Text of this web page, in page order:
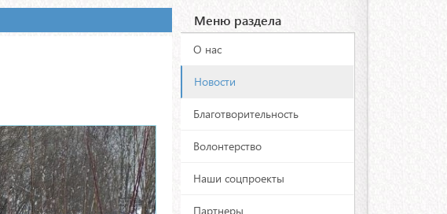
Меню раздела
О нас
Новости
Благотворительность
Волонтерство
Наши соцпроекты
Партнеры